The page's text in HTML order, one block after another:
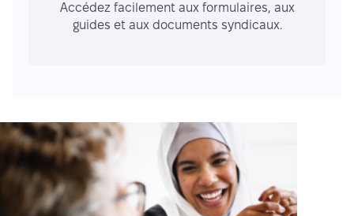
Accédez facilement aux formulaires, aux
guides et aux documents syndicaux.